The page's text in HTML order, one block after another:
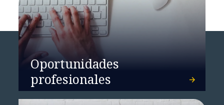
Oportunidades
profesionales